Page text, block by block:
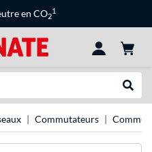
en CO2
1
Commutateurs